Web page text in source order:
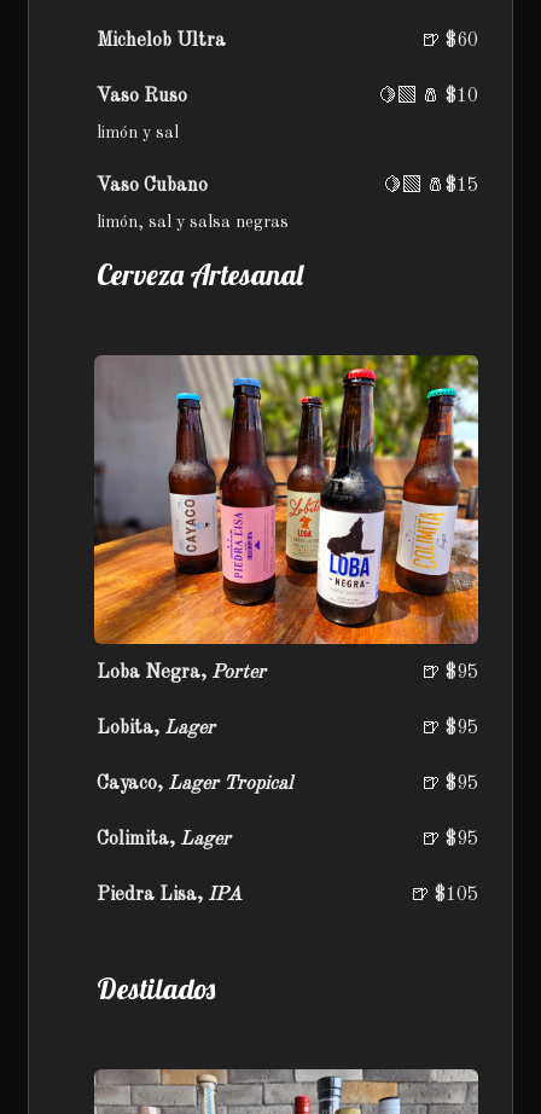
Michelob Ultra 🍺 $60
Vaso Ruso 🍋‍🟩 🧂 $10
limón y sal
Vaso Cubano 🍋‍🟩 🧂$15
limón, sal y salsa negras
Cerveza Artesanal
Loba Negra, Porter 🍺 $95
Lobita, Lager 🍺 $95
Cayaco, Lager Tropical 🍺 $95
Colimita, Lager 🍺 $95
Piedra Lisa, IPA 🍺 $105
Destilados